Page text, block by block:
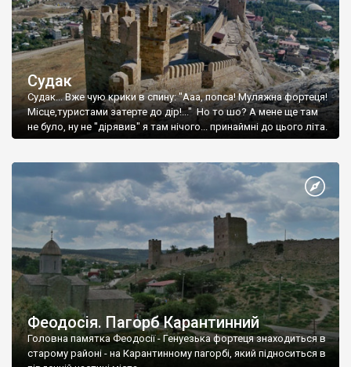
Судак
Судак... Вже чую крики в спину: "Ааа, попса! Муляжна фортеця!
Місце,туристами затерте до дір!..." Но то шо? А мене ще там
не було, ну не "дірявив" я там нічого... принаймні до цього літа.
Феодосія. Пагорб Карантинний
Головна памятка Феодосії - Генуезька фортеця знаходиться в
старому районі - на Карантинному пагорбі, який підноситься в